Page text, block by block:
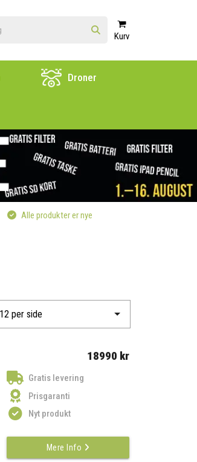
Kurv
Droner
Alle produkter er nye
18990 kr
Gratis levering
Prisgaranti
Nyt produkt
Mere Info